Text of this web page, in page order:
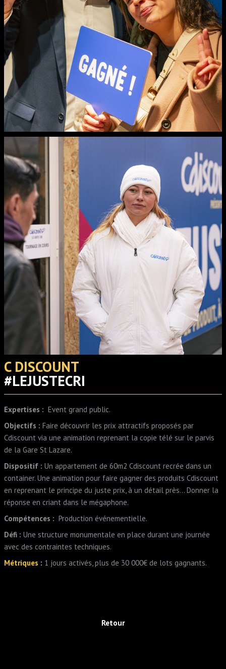
C DISCOUNT
#LEJUSTECRI
Expertises : Event grand public.
Objectifs : Faire découvrir les prix attractifs proposés par
Cdiscount via une animation reprenant la copie télé sur le parvis
de la Gare St Lazare.
Dispositif : Un appartement de 60m2 Cdiscount recrée dans un
container. Une animation pour faire gagner des produits Cdiscount
en reprenant le principe du juste prix, à un détail près… Donner la
réponse en criant dans le mégaphone.
Compétences : Production événementielle.
Défi : Une structure monumentale en place durant une journée
avec des contraintes techniques.
Métriques : 1 jours activés, plus de 30 000€ de lots gagnants.
Retour